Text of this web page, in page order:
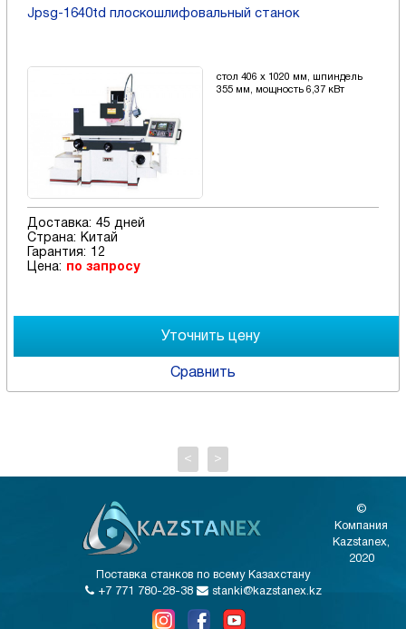
Jpsg-1640td плоскошлифовальный станок
стол 406 х 1020 мм, шпиндель
355 мм, мощность 6,37 кВт
Доставка: 45 дней
Страна:
Китай
Гарантия:
12
Цена:
по запросу
Сравнить
< >
©
Компания
Kazstanex,
2020
Поставка станков по всему Казахстану
+7 771 780-28-38
stanki@kazstanex.kz